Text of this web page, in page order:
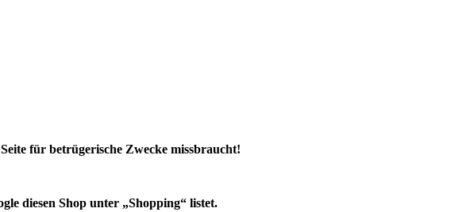
für betrügerische Zwecke missbraucht!
diesen Shop unter „Shopping“ listet.